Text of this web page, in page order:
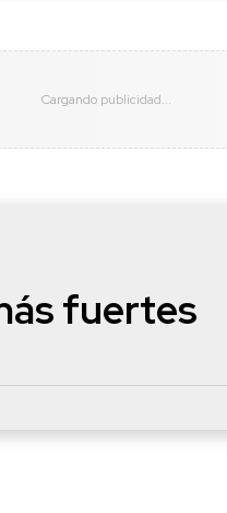
fuertes